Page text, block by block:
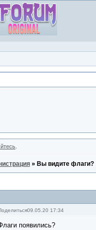
» Вы видите флаги?
09.05.20 17:34
появились?